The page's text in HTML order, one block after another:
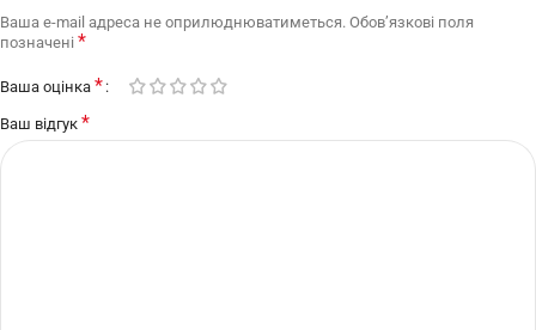
Ваша e-mail адреса не оприлюднюватиметься. Обов’язкові поля
позначені *
Ваша оцінка *
Ваш відгук *